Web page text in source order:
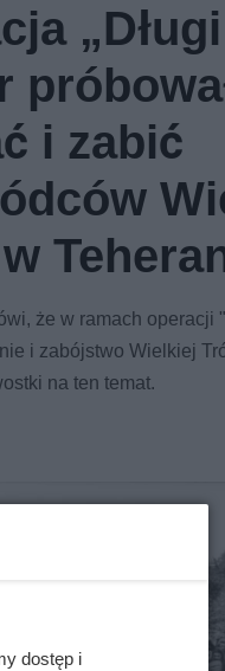
i zabić
że w ramach operacji
i zabójstwo Wielkiej
na ten temat.
dostęp i